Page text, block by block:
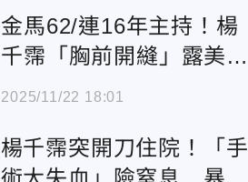
金馬62/連16年主持！楊
千霈「胸前開縫」露美
背 攜雙帥驚艷全場
2025/11/22 18:01
楊千霈突開刀住院！「手